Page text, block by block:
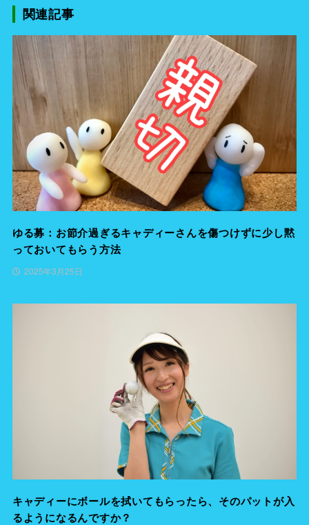
関連記事
ゆる募：お節介過ぎるキャディーさんを傷つけずに少し黙
っておいてもらう方法
2025年3月25日
キャディーにボールを拭いてもらったら、そのパットが入
るようになるんですか？